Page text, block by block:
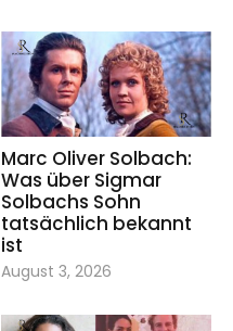
Marc Oliver Solbach:
Was über Sigmar
Solbachs Sohn
tatsächlich bekannt
ist
August 3, 2026